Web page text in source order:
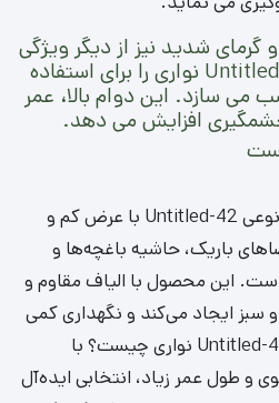
گرمای شدید نیز از دیگر ویژگی
های مهم آن است که Untitled-42 نواری را برای استفاده
می سازد. این دوام بالا، عمر
افزایش می دهد.
Untitled-42 نواری چیست؟ نوعی Untitled-42 با عرض کم و
باریک، حاشیه باغچه‌ها و
این محصول با الیاف مقاوم و
سبز ایجاد می‌کند و نگهداری کمی
نیاز دارد. اصلی ترین فواید Untitled-42 نواری چیست؟ با
و طول عمر زیاد، انتخابی ایده‌آل